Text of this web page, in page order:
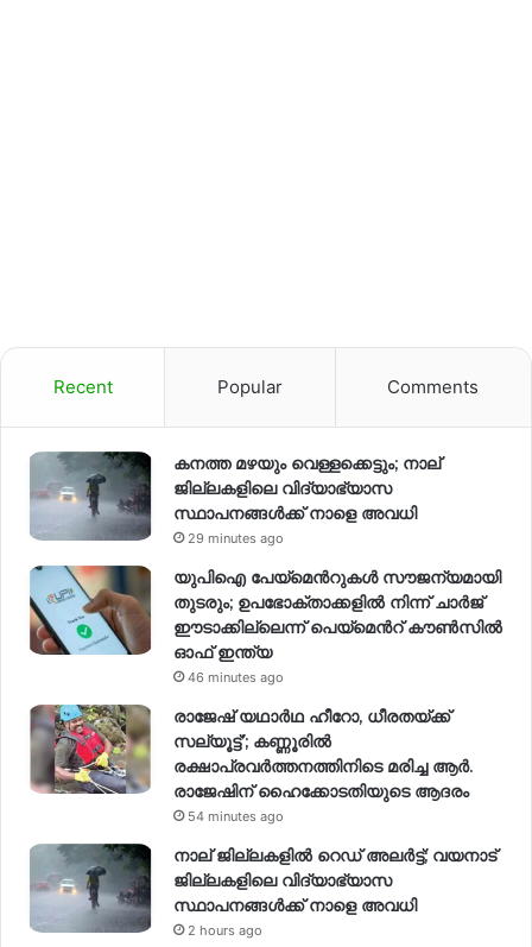
Recent Popular Comments
കനത്ത മഴയും വെള്ളക്കെട്ടും; നാല്
ജില്ലകളിലെ വിദ്യാഭ്യാസ
സ്ഥാപനങ്ങള്‍ക്ക് നാളെ അവധി
29 minutes ago
യുപിഐ പേയ്മെന്‍റുകൾ സൗജന്യമായി
തുടരും; ഉപഭോക്താക്കളിൽ നിന്ന് ചാർജ്
ഈടാക്കില്ലെന്ന് പെയ്മെന്‍റ് കൗൺസിൽ
ഓഫ് ഇന്ത്യ
46 minutes ago
രാജേഷ് യഥാര്‍ഥ ഹീറോ, ധീരതയ്ക്ക്
സല്യൂട്ട്’; കണ്ണൂരിൽ
രക്ഷാപ്രവര്‍ത്തനത്തിനിടെ മരിച്ച ആര്‍.
രാജേഷിന് ഹൈക്കോടതിയുടെ ആദരം
54 minutes ago
നാല് ജില്ലകളിൽ റെഡ് അലർട്ട്; വയനാട്
ജില്ലകളിലെ വിദ്യാഭ്യാസ
സ്ഥാപനങ്ങൾക്ക് നാളെ അവധി
2 hours ago